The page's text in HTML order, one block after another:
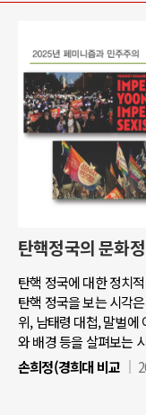
탄핵정국의 문화
탄핵 정국에 대한 정치
탄핵 정국을 보는 시각
위, 남태령 대첩, 말벌에
와 배경 등을 살펴보는
손희정(경희대 비교